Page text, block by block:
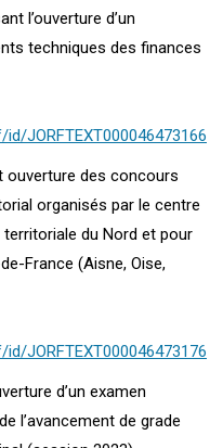
l’ouverture d’un
techniques des finances
JORFTEXT000046473166
ouverture des concours
organisés par le centre
du Nord et pour
France (Aisne, Oise,
JORFTEXT000046473176
d’un examen
l’avancement de grade